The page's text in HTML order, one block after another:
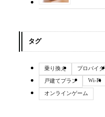
タグ
乗り換え プロバイダ
戸建てプラン Wi-Fi
オンラインゲーム